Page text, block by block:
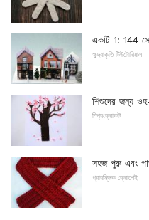
একটি 1: 144
ক্ষুদ্রাকৃতি টিউটোরিয়াল
শিশুদের জন্য
স্প্রিংক্রাফট
সহজ পুরু এবং
প্রারম্ভিক ক্রোশেই